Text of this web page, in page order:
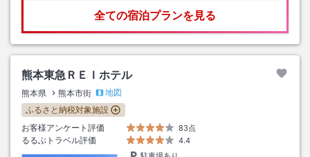
全ての宿泊プランを見る
熊本東急ＲＥＩホテル
熊本県 熊本市街
地図
ふるさと納税対象施設
お客様アンケート評価
83点
るるぶトラベル評価
4.4